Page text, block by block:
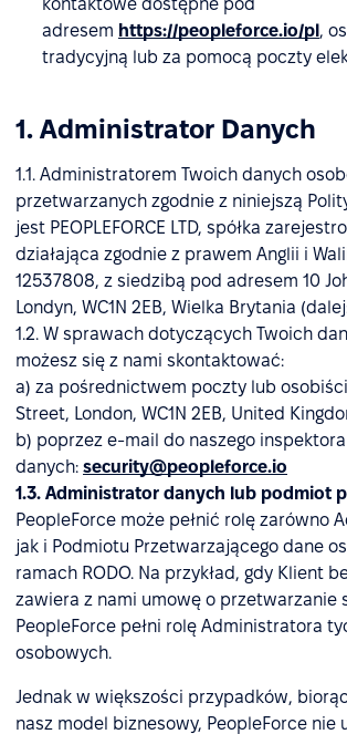
kontaktowe dostępne pod
adresem https://peopleforce.io/pl,
tradycyjną lub za pomocą poczty
1. Administrator Danych
1.1. Administratorem Twoich danych
przetwarzanych zgodnie z niniejszą
jest PEOPLEFORCE LTD, spółka
działająca zgodnie z prawem Anglii i
12537808, z siedzibą pod adresem 10
Londyn, WC1N 2EB, Wielka Brytania
1.2. W sprawach dotyczących Twoich
możesz się z nami skontaktować:
a) za pośrednictwem poczty lub
Street, London, WC1N 2EB, United
b) poprzez e-mail do naszego
danych: security@peopleforce.io
1.3. Administrator danych lub podmiot
PeopleForce może pełnić rolę zarówno
jak i Podmiotu Przetwarzającego dane
ramach RODO. Na przykład, gdy Klient
zawiera z nami umowę o przetwarzanie
PeopleForce pełni rolę Administratora
osobowych.
Jednak w większości przypadków,
nasz model biznesowy, PeopleForce nie